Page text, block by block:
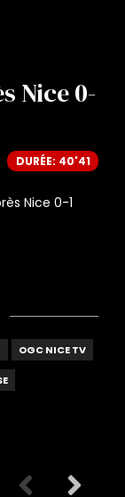
Nice 0-
DURÉE: 40'41
Nice 0-1
OGC NICE TV